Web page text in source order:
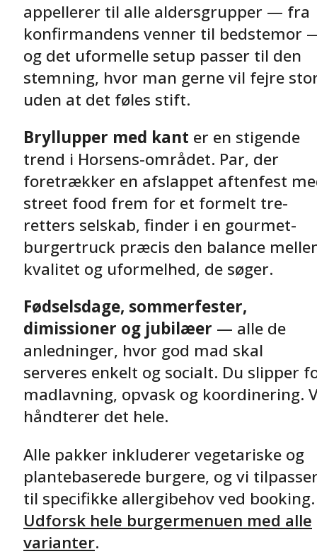
appellerer til alle aldersgrupper — fra
konfirmandens venner til bedstemor
og det uformelle setup passer til den
stemning, hvor man gerne vil fejre
uden at det føles stift.
Bryllupper med kant er en stigende
trend i Horsens-området. Par, der
foretrækker en afslappet aftenfest
street food frem for et formelt tre-
retters selskab, finder i en gourmet-
burgertruck præcis den balance
kvalitet og uformelhed, de søger.
Fødselsdage, sommerfester,
dimissioner og jubilæer — alle de
anledninger, hvor god mad skal
serveres enkelt og socialt. Du slipper
madlavning, opvask og koordinering.
håndterer det hele.
Alle pakker inkluderer vegetariske og
plantebaserede burgere, og vi
til specifikke allergibehov ved booking.
Udforsk hele burgermenuen med alle
varianter.